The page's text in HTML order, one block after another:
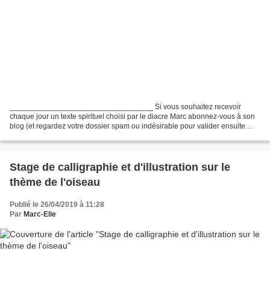
__________________________________ Si vous souhaitez recevoir
chaque jour un texte spirituel choisi par le diacre Marc abonnez-vous à son
blog (et regardez votre dossier spam ou indésirable pour valider ensuite
Stage de calligraphie et d'illustration sur le
thème de l'oiseau
Publié le 26/04/2019 à 11:28
Par Marc-Elie